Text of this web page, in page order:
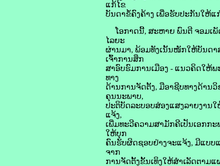
ແກ້ໄຂ
ບັນດາຂໍ້ຄົງຄ້າງ ເພື່ອຮັບປະກັນໃຫ້
ໂອກາດນີ້, ສະຫາຍ ພົນຕີ ຈອມເພັ
ໄລຍະ
ຜ່ານມາ, ພ້ອມທັງເນັ້ນໜັກໃຫ້ບັນດາ
ເຈົ້າການສຶກ
ສາອົບຮົມການເມືອງ - ແນວຄິດໃຫ້
ທາງ
ດ້ານການຈັດຕັ້ງ, ມືອາຊີບທາງດ້ານ
ຄຸນນະພາບ,
ປະຕິບັດລະບອບສ່ອງແສງລາຍງານ
ແຈ້ງ,
ເພີ່ມທະວີຄວາມສາມັກຄີເປັນເອກ
ໃຫ້ບຸກ
ຄົນຮັບຜິດຊອບຢ່າງຈະແຈ້ງ, ມີແບ
ຈາກ
ການຈັດຕັ້ງຂັ້ນເທິງໃຫ້ສຳເລັດຕາມ